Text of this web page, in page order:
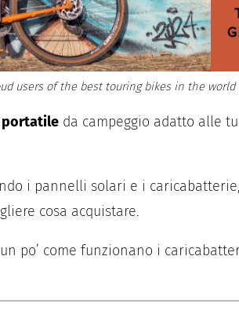
users of the best touring bikes in the world
portatile da campeggio adatto alle
i pannelli solari e i
cosa acquistare.
po’ come funzionano i